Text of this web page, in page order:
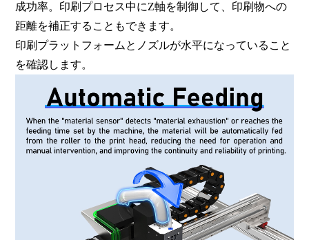
成功率。印刷プロセス中にZ軸を制御して、印刷物への
距離を補正することもできます。
印刷プラットフォームとノズルが水平になっていること
を確認します。